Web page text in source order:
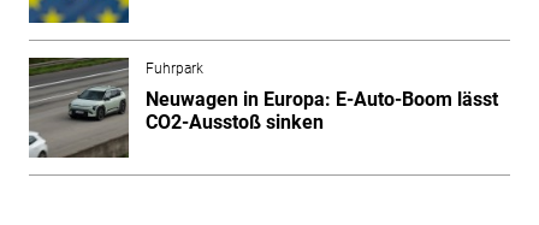
Fuhrpark
Neuwagen in Europa: E-Auto-Boom lässt
CO2-Ausstoß sinken